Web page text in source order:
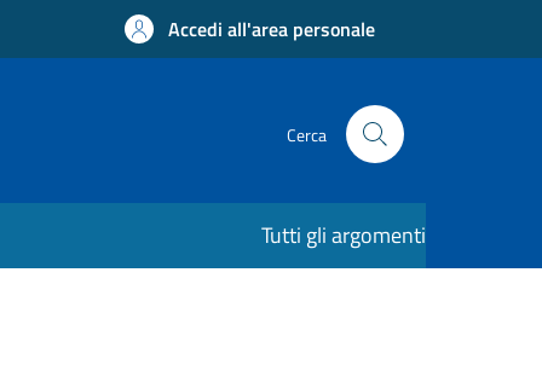
Accedi all'area personale
Cerca
Tutti gli argomenti